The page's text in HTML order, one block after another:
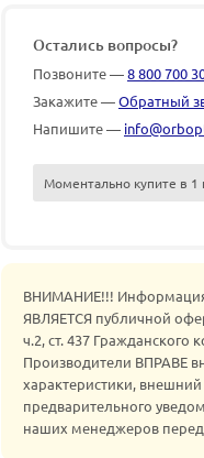
Остались вопросы?
Позвоните —8 800 700
Закажите —Обратный
Напишите —
Моментально купите в 1
ВНИМАНИЕ!!! Информация
ЯВЛЯЕТСЯ публичной
ч.2, ст. 437 Гражданского
Производители ВПРАВЕ
характеристики,
предварительного
наших менеджеров